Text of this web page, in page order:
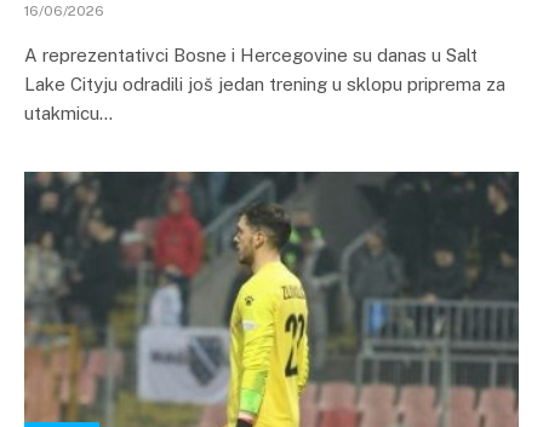
16/06/2026
A reprezentativci Bosne i Hercegovine su danas u Salt
Lake Cityju odradili još jedan trening u sklopu priprema za
utakmicu…